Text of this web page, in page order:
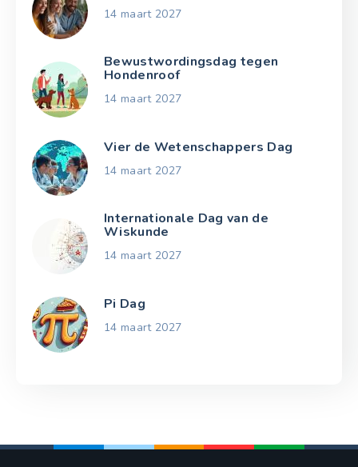
14 maart 2027
Bewustwordingsdag tegen
Hondenroof
14 maart 2027
Vier de Wetenschappers Dag
14 maart 2027
Internationale Dag van de
Wiskunde
14 maart 2027
Pi Dag
14 maart 2027